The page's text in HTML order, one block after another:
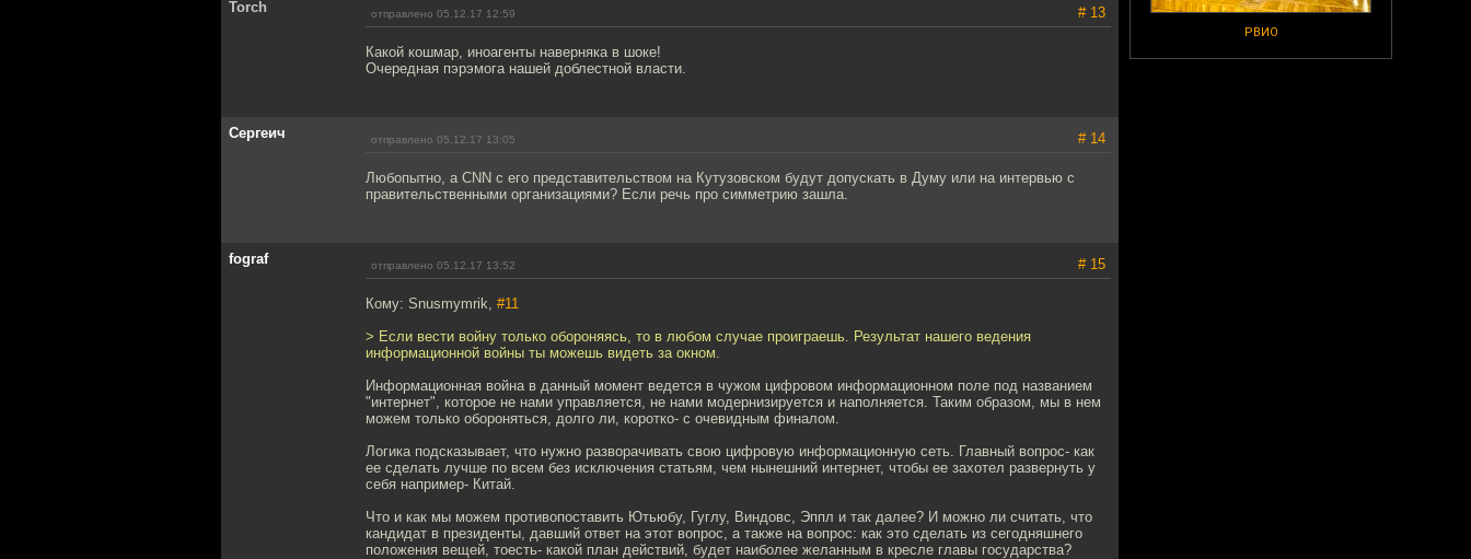
РВИО
Torch отправлено 05.12.17 12:59 # 13
Какой кошмар, иноагенты наверняка в шоке!
Очередная пэрэмога нашей доблестной власти.
Сергеич отправлено 05.12.17 13:05 # 14
Любопытно, а CNN с его представительством на Кутузовском будут допускать в Думу или на интервью с
правительственными организациями? Если речь про симметрию зашла.
fograf отправлено 05.12.17 13:52 # 15
Кому: Snusmymrik, #11
> Если вести войну только обороняясь, то в любом случае проиграешь. Результат нашего ведения
информационной войны ты можешь видеть за окном.
Информационная война в данный момент ведется в чужом цифровом информационном поле под названием
"интернет", которое не нами управляется, не нами модернизируется и наполняется. Таким образом, мы в нем
можем только обороняться, долго ли, коротко- с очевидным финалом.
Логика подсказывает, что нужно разворачивать свою цифровую информационную сеть. Главный вопрос- как
ее сделать лучше по всем без исключения статьям, чем нынешний интернет, чтобы ее захотел развернуть у
себя например- Китай.
Что и как мы можем противопоставить Ютьюбу, Гуглу, Виндовс, Эппл и так далее? И можно ли считать, что
кандидат в президенты, давший ответ на этот вопрос, а также на вопрос: как это сделать из сегодняшнего
положения вещей, тоесть- какой план действий, будет наиболее желанным в кресле главы государства?